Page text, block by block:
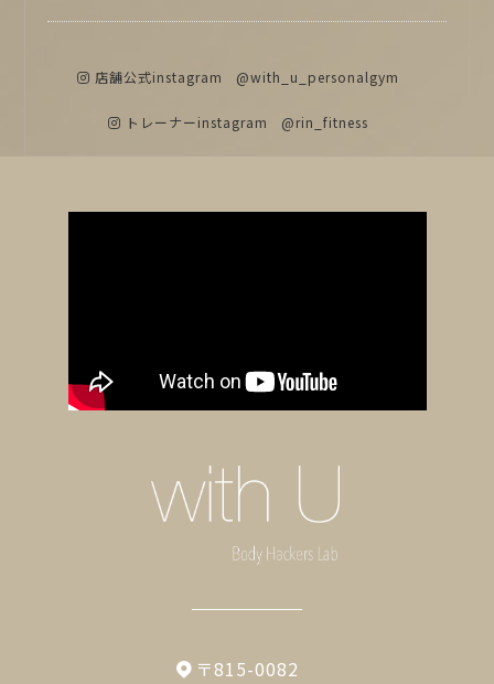
店舗公式instagram @with_u_personalgym
トレーナーinstagram @rin_fitness
〒815-0082